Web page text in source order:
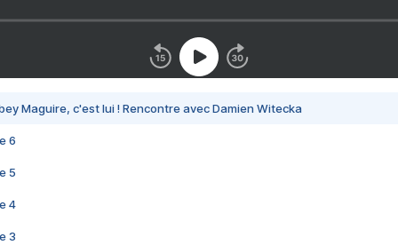
Maguire, c'est lui ! Rencontre avec Damien Witecka
6
5
4
3